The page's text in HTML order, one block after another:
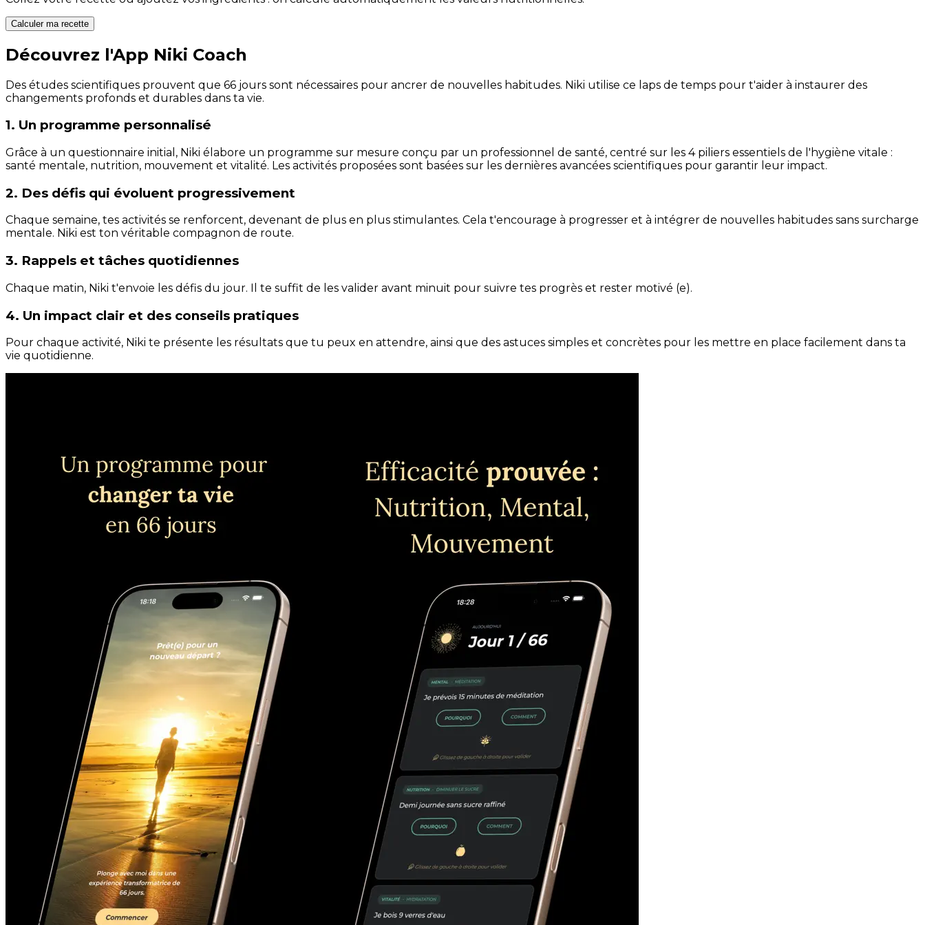
Calculer ma recette
Découvrez l'App Niki Coach
Des études scientifiques prouvent que 66 jours sont nécessaires pour ancrer de nouvelles habitudes. Niki utilise ce laps de temps pour t'aider à instaurer des
changements profonds et durables dans ta vie.
1. Un programme personnalisé
Grâce à un questionnaire initial, Niki élabore un programme sur mesure conçu par un professionnel de santé, centré sur les 4 piliers essentiels de l'hygiène vitale :
santé mentale, nutrition, mouvement et vitalité. Les activités proposées sont basées sur les dernières avancées scientifiques pour garantir leur impact.
2. Des défis qui évoluent progressivement
Chaque semaine, tes activités se renforcent, devenant de plus en plus stimulantes. Cela t'encourage à progresser et à intégrer de nouvelles habitudes sans surcharge
mentale. Niki est ton véritable compagnon de route.
3. Rappels et tâches quotidiennes
Chaque matin, Niki t'envoie les défis du jour. Il te suffit de les valider avant minuit pour suivre tes progrès et rester motivé (e).
4. Un impact clair et des conseils pratiques
Pour chaque activité, Niki te présente les résultats que tu peux en attendre, ainsi que des astuces simples et concrètes pour les mettre en place facilement dans ta
vie quotidienne.